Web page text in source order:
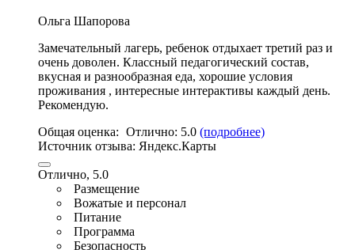
Ольга Шапорова
Замечательный лагерь, ребенок отдыхает третий раз и
очень доволен. Классный педагогический состав,
вкусная и разнообразная еда, хорошие условия
проживания , интересные интерактивы каждый день.
Рекомендую.
Общая оценка: Отлично: 5.0 (подробнее)
Источник отзыва: Яндекс.Карты
Отлично, 5.0
Размещение
Вожатые и персонал
Питание
Программа
Безопасность